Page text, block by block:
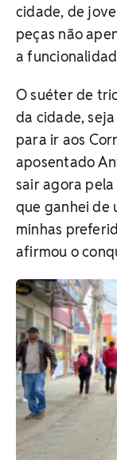
cidade, de
peças não
a
O suéter de
da cidade,
para ir aos
aposentado
sair agora pela
que ganhei de
minhas
afirmou o